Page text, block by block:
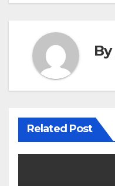
By
Related Post